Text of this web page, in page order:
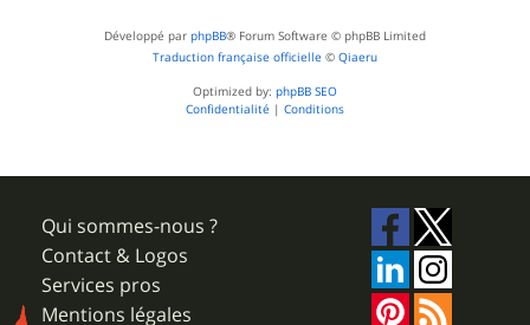
Développé par phpBB® Forum Software © phpBB Limited
Traduction française officielle © Qiaeru
Optimized by: phpBB SEO
Confidentialité | Conditions
Qui sommes-nous ?
Contact & Logos
Services pros
Mentions légales